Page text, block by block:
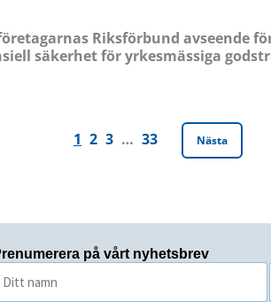
Riksförbund avseende
säkerhet för yrkesmässiga
1 2 3 … 33 Nästa
på vårt nyhetsbrev